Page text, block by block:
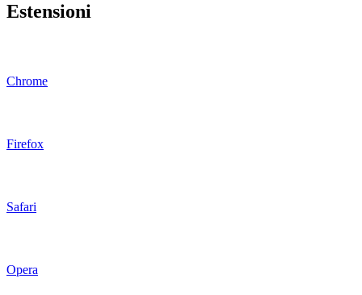
Estensioni
Chrome
Firefox
Safari
Opera